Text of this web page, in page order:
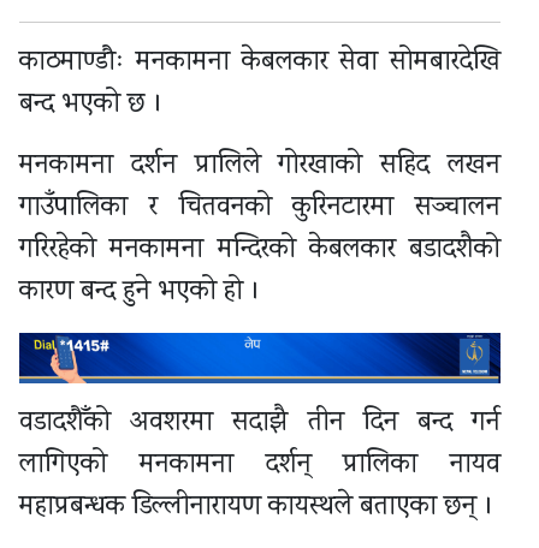
काठमाण्डौः मनकामना केबलकार सेवा सोमबारदेखि
बन्द भएको छ ।
मनकामना दर्शन प्रालिले गोरखाको सहिद लखन
गाउँपालिका र चितवनको कुरिनटारमा सञ्चालन
गरिरहेको मनकामना मन्दिरको केबलकार बडादशैको
कारण बन्द हुने भएको हो ।
वडादशैँको अवशरमा सदाझै तीन दिन बन्द गर्न
लागिएको मनकामना दर्शन् प्रालिका नायव
महाप्रबन्धक डिल्लीनारायण कायस्थले बताएका छन् ।